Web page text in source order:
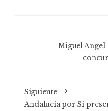
Miguel Ángel
Siguiente
Andalucía por Sí